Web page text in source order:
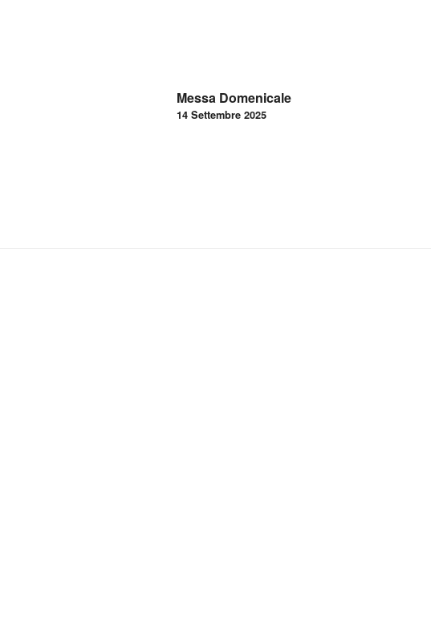
Navigazione
articoli
Messa Domenicale
14 Settembre 2025